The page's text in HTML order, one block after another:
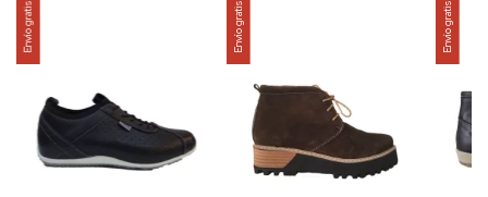
Envío gratis Envío gratis Envío gratis